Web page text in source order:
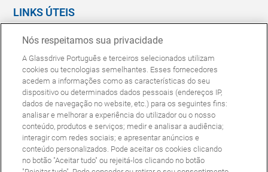
LINKS ÚTEIS
Marcação Online
Seguradoras e gestores de frotas
Reparação ou substituição?
Perguntas Frequentes
Política de CookiesPolítica de Privacidade
© Copyright Glassdrive. Todos os direitos reservados | 2025
Nós respeitamos sua privacidade
A Glassdrive Português e terceiros selecionados utilizam
cookies ou tecnologias semelhantes. Esses fornecedores
acedem a informações como as características do seu
dispositivo ou determinados dados pessoais (endereços IP,
dados de navegação no website, etc.) para os seguintes fins:
analisar e melhorar a experiência do utilizador ou o nosso
conteúdo, produtos e serviços; medir e analisar a audiência;
interagir com redes sociais; e apresentar anúncios e
conteúdo personalizados. Pode aceitar os cookies clicando
no botão "Aceitar tudo" ou rejeitá-los clicando no botão